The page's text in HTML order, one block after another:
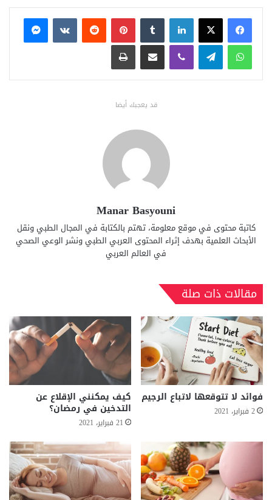
فيسبوكX لينكدإن بينتيريست
ماسنجر
واتساب تيلقرام ڤايبر مشاركة عبر البريد طباعة
قد يعجبك أيضا
Manar Basyouni
كاتبة محتوى في موقع معلومة، تهتم بالكتابة في المجال الطبي ونقل
الأبحاث العلمية بهدف إثراء المحتوى العربي الطبي ونشر الوعي الصحي
في العالم العربي
مقالات ذات صلة
فوائد لا تتوقعها لاتباع الرجيم
2 فبراير، 2021
كيف يمكنني الإقلاع عن
التدخين في رمضان؟
21 فبراير، 2021